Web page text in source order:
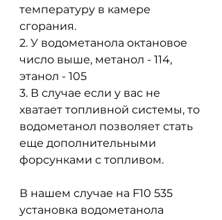
температуру в камере
сгорания.
2. У водометанола октановое
число выше, метанол - 114,
этанол - 105
3. В случае если у вас не
хватает топливной системы, то
водометанол позволяет стать
еще дополнительными
форсунками с топливом.
В нашем случае на F10 535
установка водометанола